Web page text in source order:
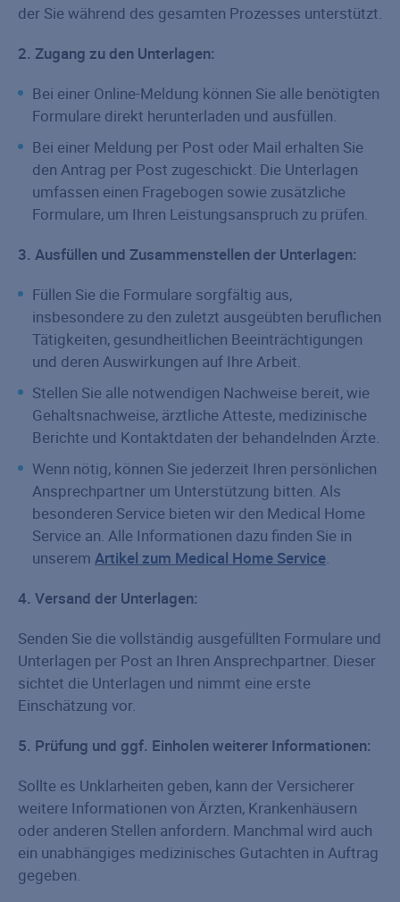
der Sie während des gesamten Prozesses unterstützt.
2. Zugang zu den Unterlagen:
Bei einer Online-Meldung können Sie alle benötigten
Formulare direkt herunterladen und ausfüllen.
Bei einer Meldung per Post oder Mail erhalten Sie
den Antrag per Post zugeschickt. Die Unterlagen
umfassen einen Fragebogen sowie zusätzliche
Formulare, um Ihren Leistungsanspruch zu prüfen.
3. Ausfüllen und Zusammenstellen der Unterlagen:
Füllen Sie die Formulare sorgfältig aus,
insbesondere zu den zuletzt ausgeübten beruflichen
Tätigkeiten, gesundheitlichen Beeinträchtigungen
und deren Auswirkungen auf Ihre Arbeit.
Stellen Sie alle notwendigen Nachweise bereit, wie
Gehaltsnachweise, ärztliche Atteste, medizinische
Berichte und Kontaktdaten der behandelnden Ärzte.
Wenn nötig, können Sie jederzeit Ihren persönlichen
Ansprechpartner um Unterstützung bitten. Als
besonderen Service bieten wir den Medical Home
Service an. Alle Informationen dazu finden Sie in
unserem Artikel zum Medical Home Service.
4. Versand der Unterlagen:
Senden Sie die vollständig ausgefüllten Formulare und
Unterlagen per Post an Ihren Ansprechpartner. Dieser
sichtet die Unterlagen und nimmt eine erste
Einschätzung vor.
5. Prüfung und ggf. Einholen weiterer Informationen:
Sollte es Unklarheiten geben, kann der Versicherer
weitere Informationen von Ärzten, Krankenhäusern
oder anderen Stellen anfordern. Manchmal wird auch
ein unabhängiges medizinisches Gutachten in Auftrag
gegeben.